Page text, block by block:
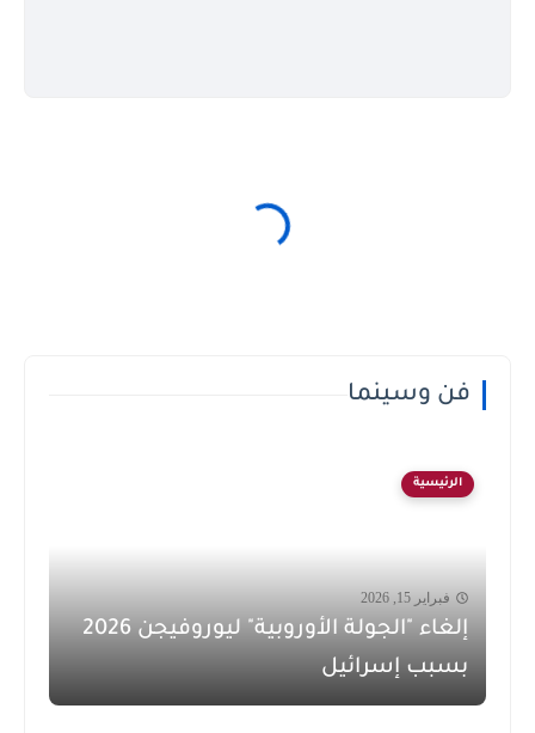
فن وسينما
الرئيسية
فبراير 15, 2026
إلغاء "الجولة الأوروبية" ليوروفيجن 2026
بسبب إسرائيل